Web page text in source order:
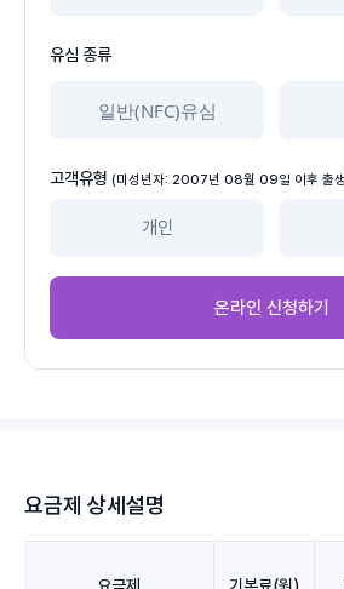
유심 종류
일반(NFC)유심
고객유형 (미성년자: 2007년 08월 09일 이후 출
개인
온라인 신청하기
요금제 상세설명